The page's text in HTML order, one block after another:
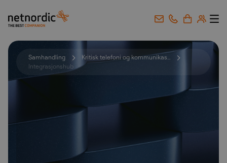
NetNordic Norway
Samhandling
Kritisk telefoni og kommunikas...
Integrasjonshub